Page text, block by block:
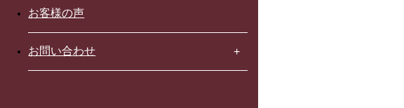
お客様の声
お問い合わせ